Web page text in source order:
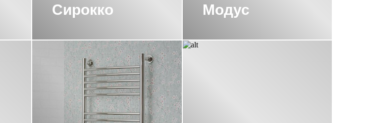
ПОДКЛЮЧЕНИЕМ
ПОЛОТЕНЦЕСУШИТЕЛИ СУНЕРЖА 1000Х500
ПОЛОТЕНЦЕСУШИТЕЛИ СУНЕРЖА 500 500
Сирокко Модус